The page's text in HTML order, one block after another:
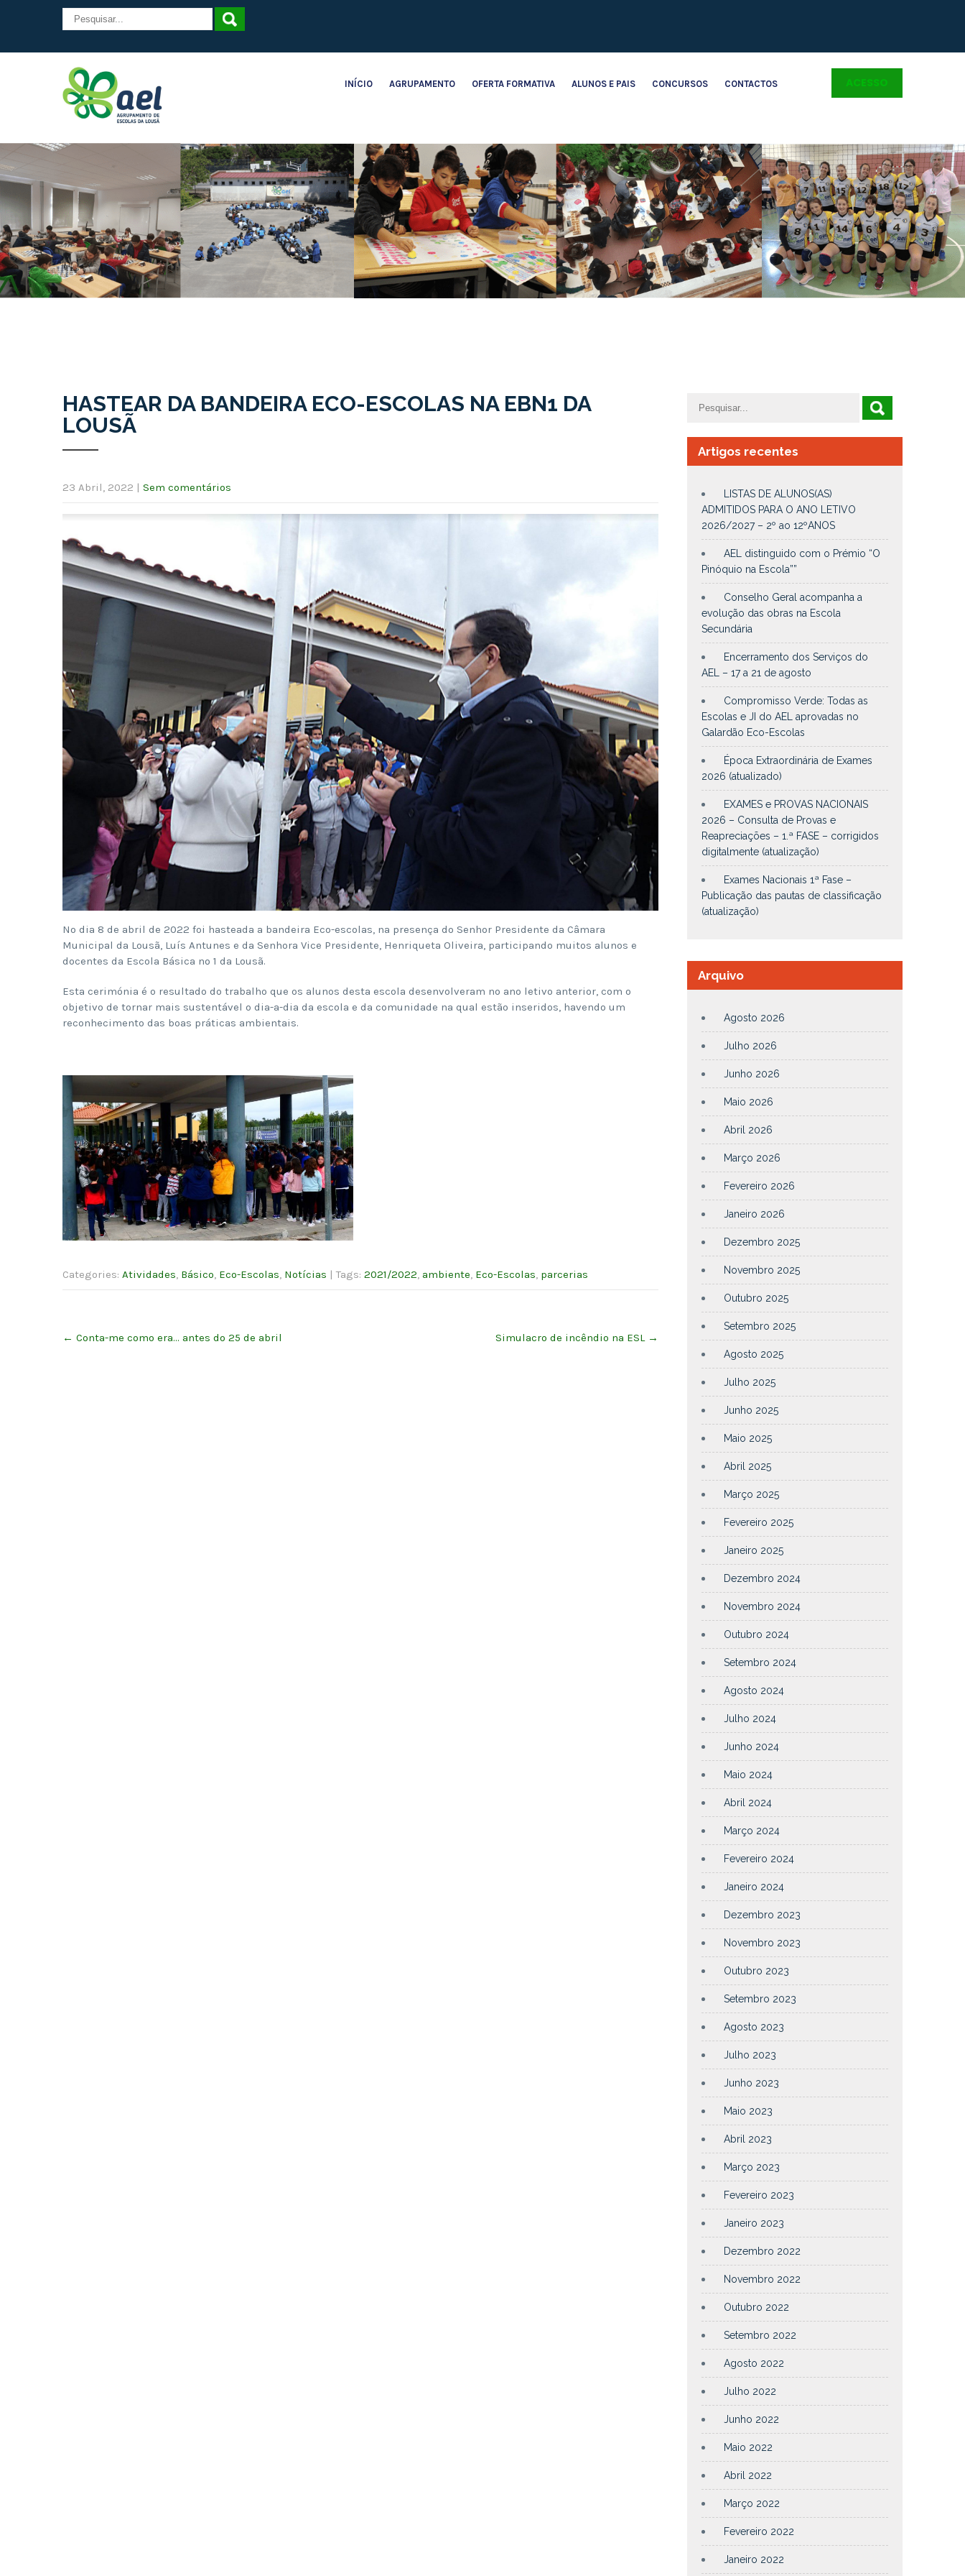
INÍCIO AGRUPAMENTO OFERTA FORMATIVA ALUNOS E PAIS CONCURSOS CONTACTOS ACESSO
HASTEAR DA BANDEIRA ECO-ESCOLAS NA EBN1 DA
LOUSÃ
23 Abril, 2022 | Sem comentários
No dia 8 de abril de 2022 foi hasteada a bandeira Eco-escolas, na presença do Senhor Presidente da Câmara
Municipal da Lousã, Luís Antunes e da Senhora Vice Presidente, Henriqueta Oliveira, participando muitos alunos e
docentes da Escola Básica nº 1 da Lousã.
Esta cerimónia é o resultado do trabalho que os alunos desta escola desenvolveram no ano letivo anterior, com o
objetivo de tornar mais sustentável o dia-a-dia da escola e da comunidade na qual estão inseridos, havendo um
reconhecimento das boas práticas ambientais.
Categories: Atividades, Básico, Eco-Escolas, Notícias | Tags: 2021/2022, ambiente, Eco-Escolas, parcerias
navigation
← Conta-me como era… antes do 25 de abril Simulacro de incêndio na ESL →
Artigos recentes
LISTAS DE ALUNOS(AS)
ADMITIDOS PARA O ANO LETIVO
2026/2027 – 2º ao 12ºANOS
AEL distinguido com o Prémio “O
Pinóquio na Escola””
Conselho Geral acompanha a
evolução das obras na Escola
Secundária
Encerramento dos Serviços do
AEL – 17 a 21 de agosto
Compromisso Verde: Todas as
Escolas e JI do AEL aprovadas no
Galardão Eco-Escolas
Época Extraordinária de Exames
2026 (atualizado)
EXAMES e PROVAS NACIONAIS
2026 – Consulta de Provas e
Reapreciações – 1.ª FASE – corrigidos
digitalmente (atualização)
Exames Nacionais 1ª Fase –
Publicação das pautas de classificação
(atualização)
Arquivo
Agosto 2026
Julho 2026
Junho 2026
Maio 2026
Abril 2026
Março 2026
Fevereiro 2026
Janeiro 2026
Dezembro 2025
Novembro 2025
Outubro 2025
Setembro 2025
Agosto 2025
Julho 2025
Junho 2025
Maio 2025
Abril 2025
Março 2025
Fevereiro 2025
Janeiro 2025
Dezembro 2024
Novembro 2024
Outubro 2024
Setembro 2024
Agosto 2024
Julho 2024
Junho 2024
Maio 2024
Abril 2024
Março 2024
Fevereiro 2024
Janeiro 2024
Dezembro 2023
Novembro 2023
Outubro 2023
Setembro 2023
Agosto 2023
Julho 2023
Junho 2023
Maio 2023
Abril 2023
Março 2023
Fevereiro 2023
Janeiro 2023
Dezembro 2022
Novembro 2022
Outubro 2022
Setembro 2022
Agosto 2022
Julho 2022
Junho 2022
Maio 2022
Abril 2022
Março 2022
Fevereiro 2022
Janeiro 2022